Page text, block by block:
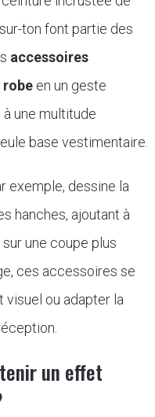
ton font partie des
accessoires
robeen un geste
une multitude
base vestimentaire.
exemple, dessine la
hanches, ajoutant à
une coupe plus
ces accessoires se
visuel ou adapter la
un effet